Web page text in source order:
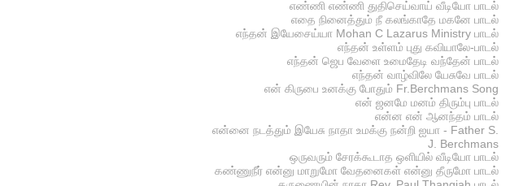
எண்ணி எண்ணி துதிசெய்வாய் வீடியோ பாடல்
எதை நினைத்தும் நீ கலங்காதே மகனே பாடல்
எந்தன் இயேசைய்யா Mohan C Lazarus Ministry பாடல்
எந்தன் உள்ளம் புது கவியாலே-பாடல்
எந்தன் ஜெப வேளை உமைதேடி வந்தேன் பாடல்
எந்தன் வாழ்விலே யேசுவே பாடல்
என் கிருபை உனக்கு போதும் Fr.Berchmans Song
என் ஜனமே மனம் திரும்பு பாடல்
என்ன என் ஆனந்தம் பாடல்
என்னை நடத்தும் இயேசு நாதா உமக்கு நன்றி ஐயா - Father S.
J. Berchmans
ஒருவரும் சேரக்கூடாத ஒளியில் வீடியோ பாடல்
கண்ணுநீர் என்னு மாறுமோ வேதனைகள் என்னு தீருமோ பாடல்